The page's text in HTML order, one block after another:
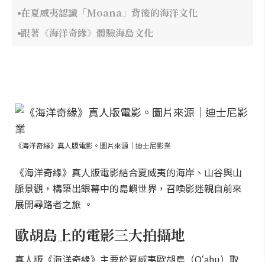
在夏威夷認識「Moana」背後的海洋文化
跟著《海洋奇緣》體驗海島文化
《海洋奇緣》真人版電影。圖片來源｜迪士尼影業
《海洋奇緣》真人版電影結合夏威夷的海岸、山谷與山
脈景觀，構築出銀幕中的島嶼世界，召喚影迷親自前來
展開尋路者之旅 。
歐胡島上的電影三大拍攝地
真人版《海洋奇緣》主要於夏威夷歐胡島（Oʻahu）取